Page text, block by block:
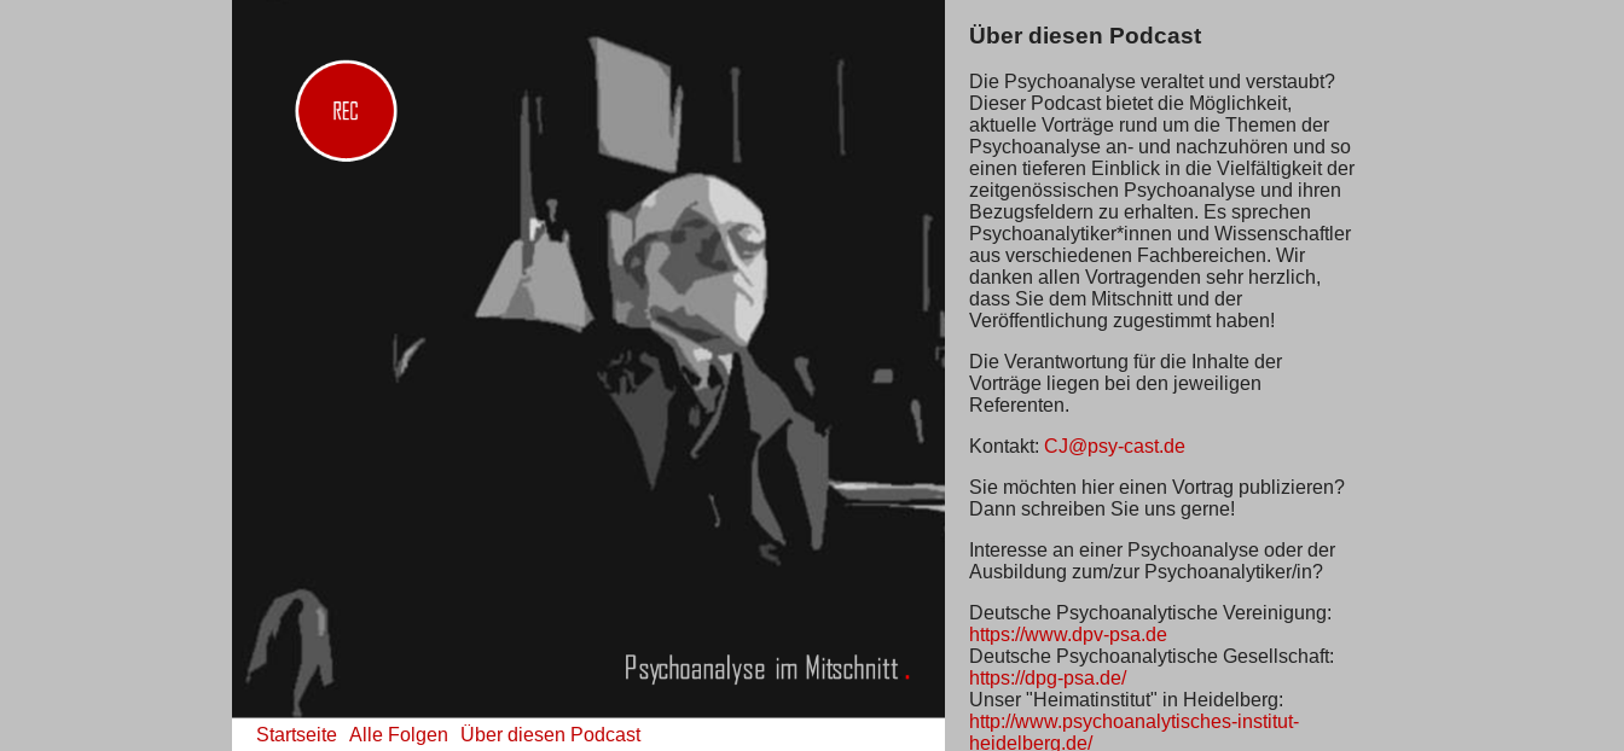
Psychoanalyse im Mitschnitt
Startseite Alle Folgen Über diesen Podcast
Über diesen Podcast
Die Psychoanalyse veraltet und verstaubt?
Dieser Podcast bietet die Möglichkeit,
aktuelle Vorträge rund um die Themen der
Psychoanalyse an- und nachzuhören und so
einen tieferen Einblick in die Vielfältigkeit der
zeitgenössischen Psychoanalyse und ihren
Bezugsfeldern zu erhalten. Es sprechen
Psychoanalytiker*innen und Wissenschaftler
aus verschiedenen Fachbereichen. Wir
danken allen Vortragenden sehr herzlich,
dass Sie dem Mitschnitt und der
Veröffentlichung zugestimmt haben!
Die Verantwortung für die Inhalte der
Vorträge liegen bei den jeweiligen
Referenten.
Kontakt: CJ@psy-cast.de
Sie möchten hier einen Vortrag publizieren?
Dann schreiben Sie uns gerne!
Interesse an einer Psychoanalyse oder der
Ausbildung zum/zur Psychoanalytiker/in?
Deutsche Psychoanalytische Vereinigung:
https://www.dpv-psa.de
Deutsche Psychoanalytische Gesellschaft:
https://dpg-psa.de/
Unser "Heimatinstitut" in Heidelberg:
http://www.psychoanalytisches-institut-
heidelberg.de/